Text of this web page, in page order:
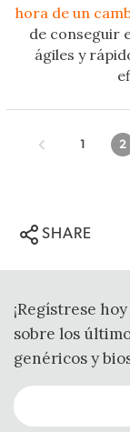
hora de un
de conseguir
ágiles y
1 2
SHARE
¡Regístrese
sobre los
genéricos y